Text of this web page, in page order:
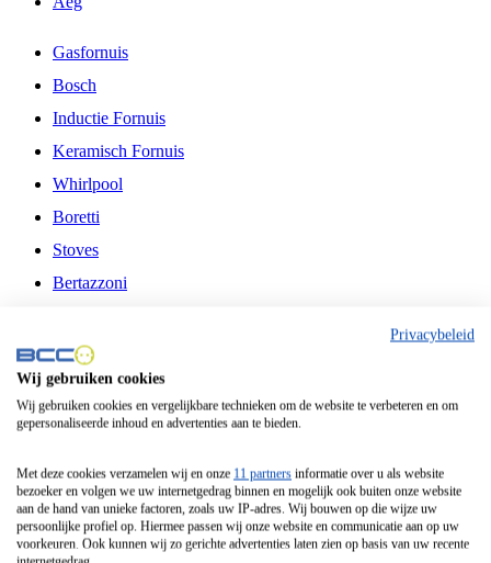
Gasfornuis
Bosch
Inductie Fornuis
Keramisch Fornuis
Whirlpool
Boretti
Stoves
Bertazzoni
Fitelli
Airfryer
Frituurpan
Contactgrill
Broodbakmachine
Broodrooster
Privacybeleid
Wij gebruiken cookies
Wij gebruiken cookies en vergelijkbare technieken om de website te verbeteren en om
gepersonaliseerde inhoud en advertenties aan te bieden.
Met deze cookies verzamelen wij en onze 11 partners informatie over u als website
bezoeker en volgen we uw internetgedrag binnen en mogelijk ook buiten onze website
aan de hand van unieke factoren, zoals uw IP-adres. Wij bouwen op die wijze uw
persoonlijke profiel op. Hiermee passen wij onze website en communicatie aan op uw
voorkeuren. Ook kunnen wij zo gerichte advertenties laten zien op basis van uw recente